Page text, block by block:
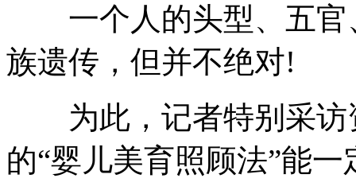
一个人的头型、五官
族遗传，但并不绝对!
为此，记者特别采访
的“婴儿美育照顾法”能